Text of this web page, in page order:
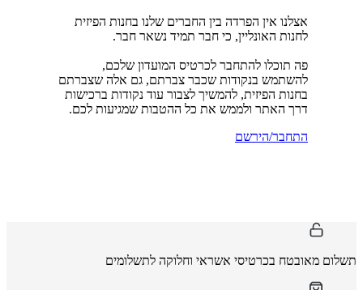
אצלנו אין הפרדה בין החברים שלנו בחנות הפיזית
לחנות האונליין, כי חבר תמיד נשאר חבר.
פה תוכלו להתחבר לכרטיס המועדון שלכם,
להשתמש בנקודות שכבר צברתם, גם אלה שצברתם
בחנות הפיזית, להמשיך לצבור עוד נקודות ברכישות
דרך האתר ולממש את כל ההטבות שמגיעות לכם.
התחבר/הירשם
תשלום מאובטח בכרטיסי אשראי וחלוקה לתשלומים